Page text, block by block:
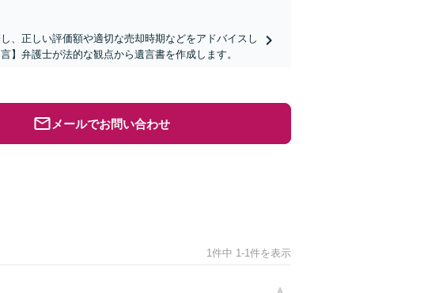
、正しい評価額や適切な売却時期などをアドバイスし
】弁護士が法的な観点から遺言書を作成します。
メールでお問い合わせ
1件中 1-1件を表示